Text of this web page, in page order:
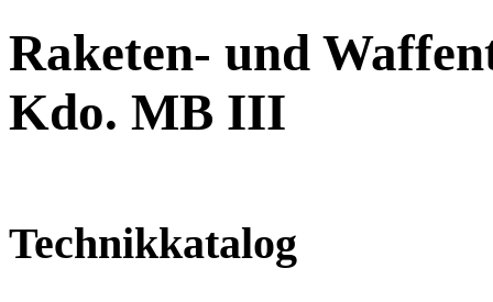
Raketen- und
Kdo. MB III
Technikkatalog